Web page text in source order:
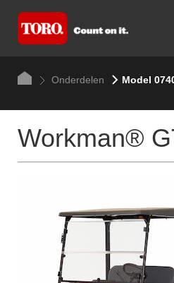
Onderdelen Model
Workman®